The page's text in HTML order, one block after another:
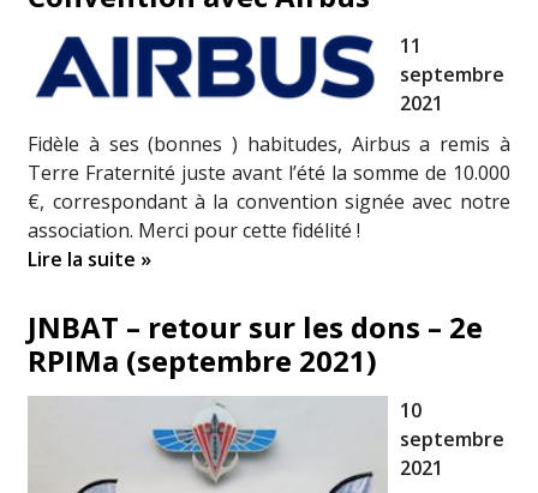
11
septembre
2021
Fidèle à ses (bonnes ) habitudes, Airbus a remis à
Terre Fraternité juste avant l’été la somme de 10.000
€, correspondant à la convention signée avec notre
association. Merci pour cette fidélité !
Lire la suite »
JNBAT – retour sur les dons – 2e
RPIMa (septembre 2021)
10
septembre
2021